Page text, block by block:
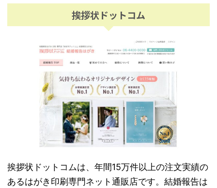
挨拶状ドットコム
挨拶状ドットコムは、年間15万件以上の注文実績の
あるはがき印刷専門ネット通販店です。結婚報告は